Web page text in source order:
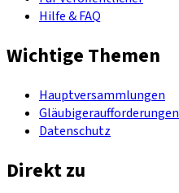
Hilfe & FAQ
Wichtige Themen
Hauptversammlungen
Gläubigeraufforderungen
Datenschutz
Direkt zu